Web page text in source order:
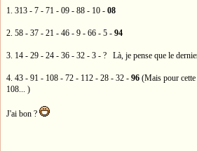
1. 313 - 7 - 71 - 09 - 88 - 10 - 08
2. 58 - 37 - 21 - 46 - 9 - 66 - 5 - 94
3. 14 - 29 - 24 - 36 - 32 - 3 - ? Là, je pense que le
4. 43 - 91 - 108 - 72 - 112 - 28 - 32 - 96 (Mais pour
108... )
J'ai bon ?